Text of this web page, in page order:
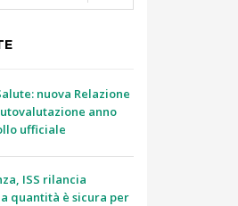
nuova Relazione
anno
ufficiale
ISS rilancia
quantità è sicura per